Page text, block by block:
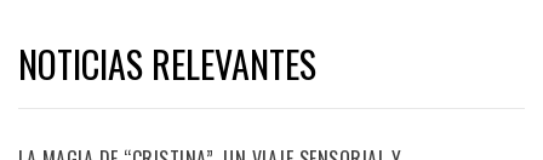
NOTICIAS RELEVANTES